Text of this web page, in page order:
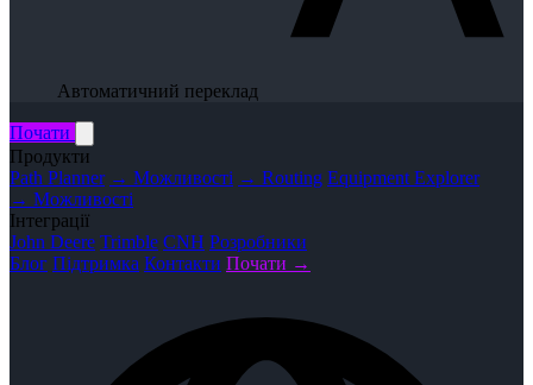
Автоматичний переклад
Почати
Продукти
Path Planner → Можливості → Routing Equipment Explorer
→ Можливості
Інтеграції
John Deere Trimble CNH Розробники
Блог Підтримка Контакти Почати →